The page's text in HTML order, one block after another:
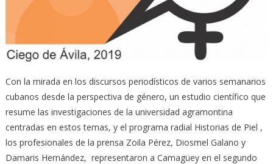
Con la mirada en los discursos periodísticos de varios semanarios
cubanos desde la perspectiva de género, un estudio científico que
resume las investigaciones de la universidad agramontina
centradas en estos temas, y el programa radial Historias de Piel ,
los profesionales de la prensa Zoila Pérez, Diosmel Galano y
Damaris Hernández, representaron a Camagüey en el segundo